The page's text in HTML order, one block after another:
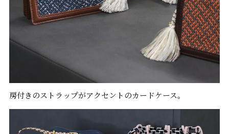
房付きのストラップがアクセントのカードケース。